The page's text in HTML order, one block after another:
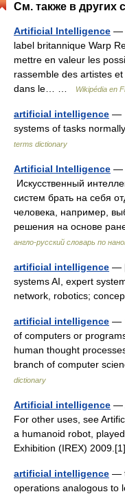
См. также в других
Artificial Intelligence —
label britannique Warp
mettre en valeur les
rassemble des artistes
dans le… …
Wikipédia en
artificial intelligence —
systems of tasks
terms dictionary
Artificial Intelligence —
Искусственный
систем брать на себя
человека, например,
решения на основе
англо-русский словарь по
artificial intelligence —
systems AI, expert
network, robotics;
artificial intelligence —
of computers or
human thought
branch of computer
dictionary
Artificial intelligence —
For other uses, see
a humanoid robot,
Exhibition (IREX)
artificial intelligence —
operations analogous to